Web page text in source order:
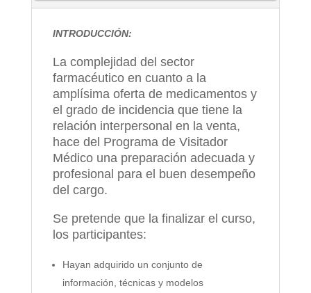
INTRODUCCIÓN:
La complejidad del sector
farmacéutico en cuanto a la
amplísima oferta de medicamentos y
el grado de incidencia que tiene la
relación interpersonal en la venta,
hace del Programa de Visitador
Médico una preparación adecuada y
profesional para el buen desempeño
del cargo.
Se pretende que la finalizar el curso,
los participantes:
Hayan adquirido un conjunto de
información, técnicas y modelos